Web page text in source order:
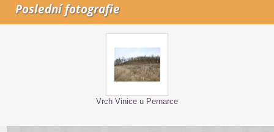
Poslední fotografie
Vrch Vinice u Pernarce